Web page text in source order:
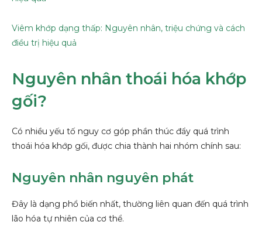
Viêm khớp dạng thấp: Nguyên nhân, triệu chứng và cách
điều trị hiệu quả
Nguyên nhân thoái hóa khớp
gối?
Có nhiều yếu tố nguy cơ góp phần thúc đẩy quá trình
thoái hóa khớp gối, được chia thành hai nhóm chính sau:
Nguyên nhân nguyên phát
Đây là dạng phổ biến nhất, thường liên quan đến quá trình
lão hóa tự nhiên của cơ thể.